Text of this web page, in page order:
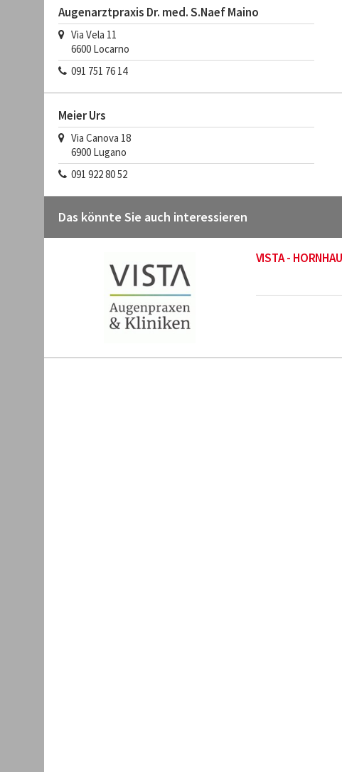
Augenarztpraxis Dr. med. S.Naef Maino
Via Vela 11
6600 Locarno
091 751 76 14
Meier Urs
Via Canova 18
6900 Lugano
091 922 80 52
Das könnte Sie auch interessieren
VISTA -